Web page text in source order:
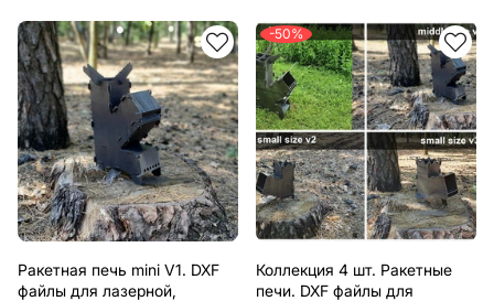
Ракетная печь mini V1. DXF
файлы для лазерной,
-50%
Коллекция 4 шт. Ракетные
печи. DXF файлы для